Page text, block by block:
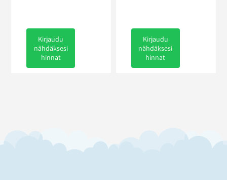
Kirjaudu
nähdäksesi
hinnat
Kirjaudu
nähdäksesi
hinnat